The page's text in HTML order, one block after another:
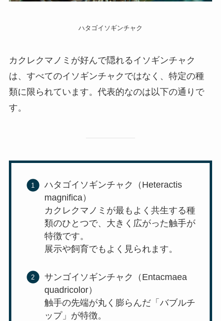
ハタゴイソギンチャク
カクレクマノミが好んで隠れるイソギンチャク
は、すべてのイソギンチャクではなく、特定の種
類に限られています。代表的なのは以下の通りで
す。
ハタゴイソギンチャク（Heteractis
magnifica）
カクレクマノミが最もよく共生する種
類のひとつで、大きく広がった触手が
特徴です。
展示や飼育でもよく見られます。
サンゴイソギンチャク（Entacmaea
quadricolor）
触手の先端が丸く膨らんだ「バブルチ
ップ」が特徴。